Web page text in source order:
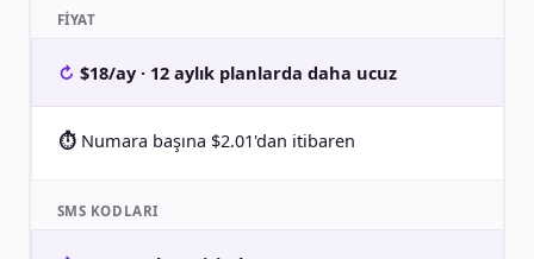
FIYAT
$18/ay · 12 aylık planlarda daha ucuz
Numara başına $2.01'dan itibaren
SMS KODLARI